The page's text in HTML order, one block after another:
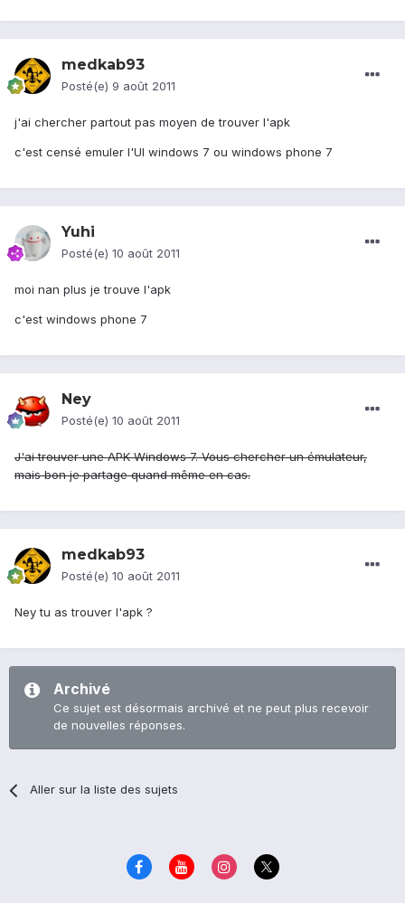
medkab93
Posté(e) 9 août 2011
j'ai chercher partout pas moyen de trouver l'apk
c'est censé emuler l'UI windows 7 ou windows phone 7
Yuhi
Posté(e) 10 août 2011
moi nan plus je trouve l'apk
c'est windows phone 7
Ney
Posté(e) 10 août 2011
J'ai trouver une APK Windows 7. Vous chercher un émulateur,
mais bon je partage quand même en cas.
medkab93
Posté(e) 10 août 2011
Ney tu as trouver l'apk ?
Archivé
Ce sujet est désormais archivé et ne peut plus recevoir
de nouvelles réponses.
Aller sur la liste des sujets